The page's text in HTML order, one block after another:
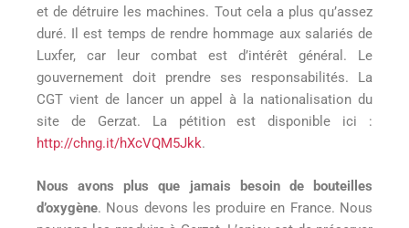
et de détruire les machines. Tout cela a plus qu’assez
duré. Il est temps de rendre hommage aux salariés de
Luxfer, car leur combat est d’intérêt général. Le
gouvernement doit prendre ses responsabilités. La
CGT vient de lancer un appel à la nationalisation du
site de Gerzat. La pétition est disponible ici :
http://chng.it/hXcVQM5Jkk.
Nous avons plus que jamais besoin de bouteilles
d’oxygène. Nous devons les produire en France. Nous